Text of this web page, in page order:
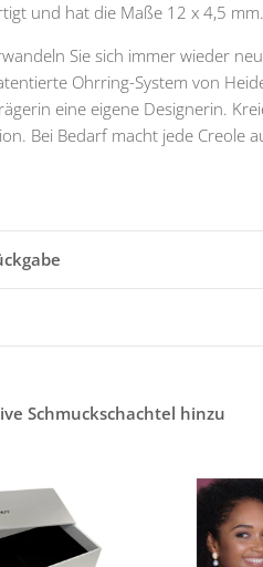
und hat die Maße 12 x 4,5 mm.
Sie sich immer wieder
Ohrring-System von
eine eigene Designerin.
Bei Bedarf macht jede Creole
Schmuckschachtel hinzu